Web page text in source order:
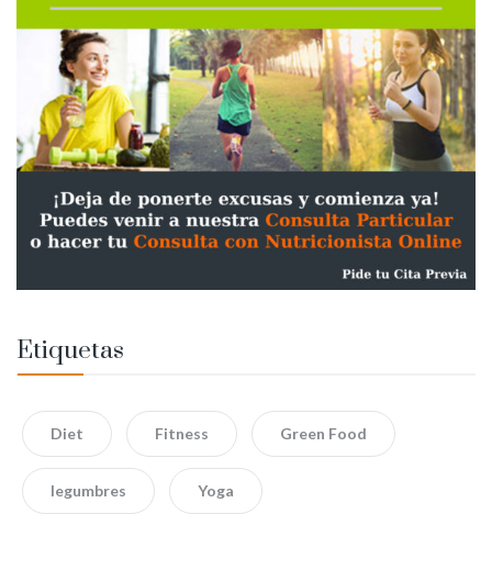
Etiquetas
Diet Fitness Green Food
legumbres Yoga